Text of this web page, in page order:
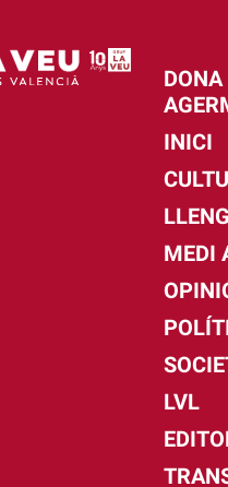
DONA
INICI
MEDI
LVL